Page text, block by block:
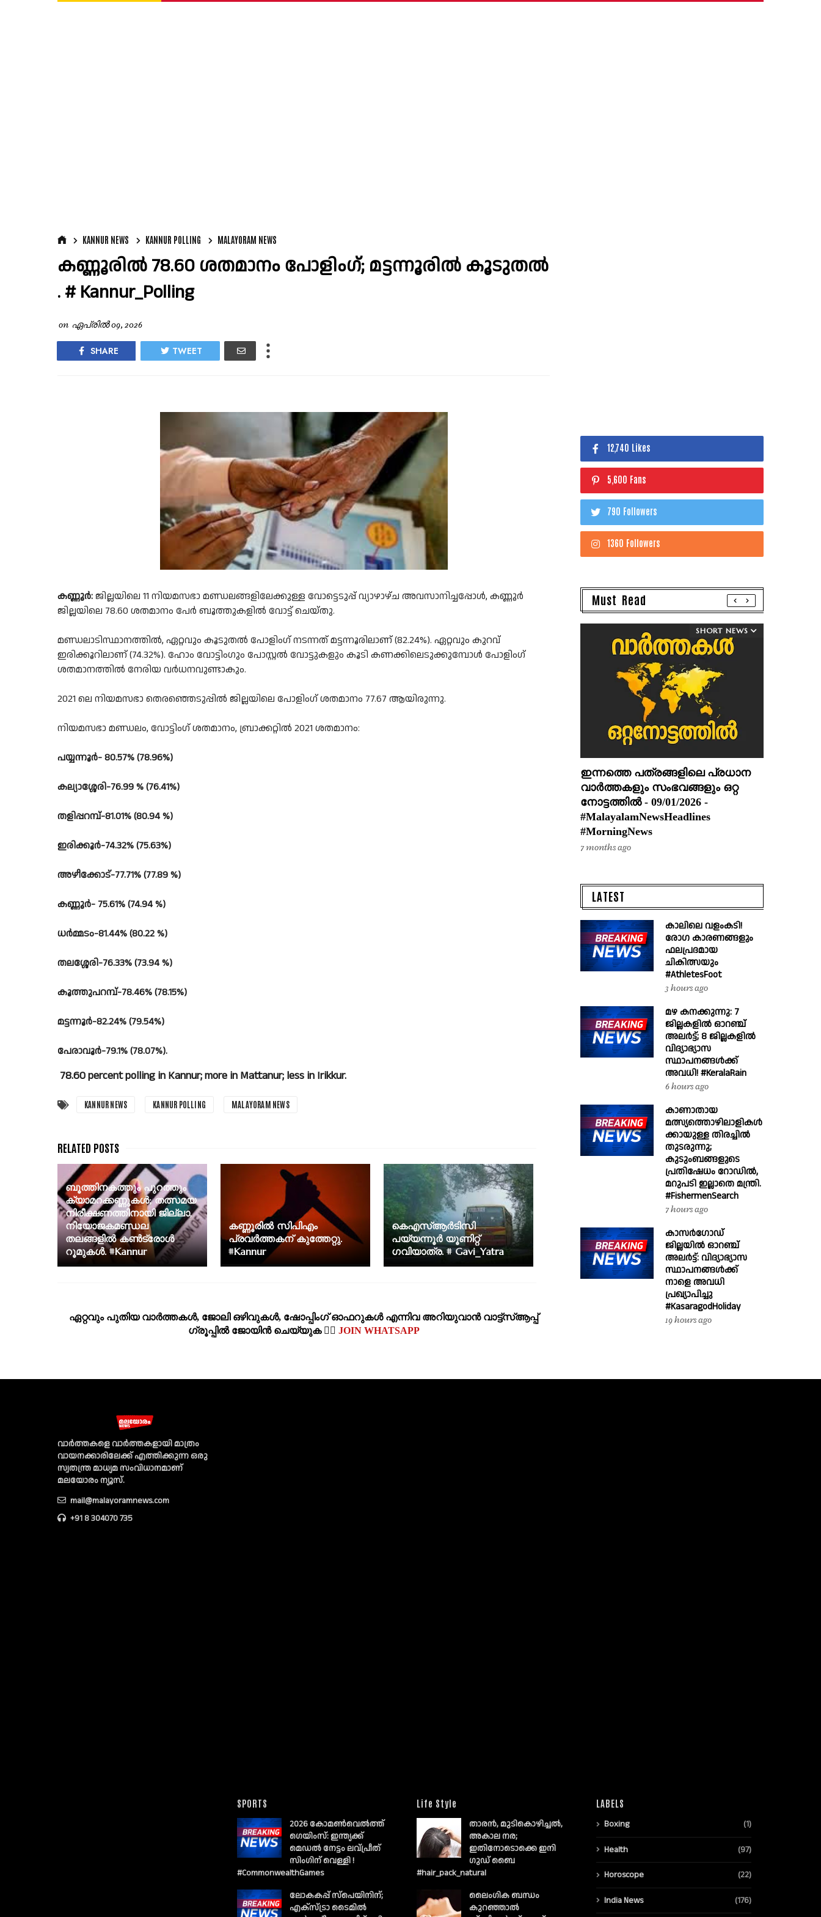
KANNUR NEWS KANNUR POLLING MALAYORAM NEWS
കണ്ണൂരിൽ 78.60 ശതമാനം പോളിംഗ്; മട്ടന്നൂരിൽ കൂടുതൽ
. # Kannur_Polling
on ഏപ്രിൽ 09, 2026
SHARE TWEET
കണ്ണൂർ:ജില്ലയിലെ 11 നിയമസഭാ മണ്ഡലങ്ങളിലേക്കുള്ള വോട്ടെടുപ്പ് വ്യാഴാഴ്ച അവസാനിച്ചപ്പോൾ, കണ്ണൂർ
ജില്ലയിലെ 78.60 ശതമാനം പേർ ബൂത്തുകളിൽ വോട്ട് ചെയ്തു.
മണ്ഡലാടിസ്ഥാനത്തിൽ, ഏറ്റവും കൂടുതൽ പോളിംഗ് നടന്നത് മട്ടന്നൂരിലാണ് (82.24%). ഏറ്റവും കുറവ്
ഇരിക്കൂറിലാണ് (74.32%). ഹോം വോട്ടിംഗും പോസ്റ്റൽ വോട്ടുകളും കൂടി കണക്കിലെടുക്കുമ്പോൾ പോളിംഗ്
ശതമാനത്തിൽ നേരിയ വർധനവുണ്ടാകും.
2021 ലെ നിയമസഭാ തെരഞ്ഞെടുപ്പിൽ ജില്ലയിലെ പോളിംഗ് ശതമാനം 77.67 ആയിരുന്നു.
നിയമസഭാ മണ്ഡലം, വോട്ടിംഗ് ശതമാനം, ബ്രാക്കറ്റിൽ 2021 ശതമാനം:
പയ്യന്നൂർ- 80.57% (78.96%)
കല്യാശ്ശേരി-76.99 % (76.41%)
തളിപ്പറമ്പ്-81.01% (80.94 %)
ഇരിക്കൂർ-74.32% (75.63%)
അഴീക്കോട്-77.71% (77.89 %)
കണ്ണൂർ- 75.61% (74.94 %)
ധർമ്മടം-81.44% (80.22 %)
തലശ്ശേരി-76.33% (73.94 %)
കൂത്തുപറമ്പ്-78.46% (78.15%)
മട്ടന്നൂർ-82.24% (79.54%)
പേരാവൂർ-79.1% (78.07%).
78.60 percent polling in Kannur; more in Mattanur; less in Irikkur.
KANNUR NEWS KANNUR POLLING MALAYORAM NEWS
ബൂത്തിനകത്തും പുറത്തും
ക്യാമറക്കണ്ണുകൾ; തത്സമയ
നിരീക്ഷണത്തിനായി ജില്ലാ,
നിയോജകമണ്ഡല
തലങ്ങളിൽ കൺട്രോൾ
റൂമുകൾ. #Kannur
കണ്ണൂരിൽ സിപിഎം
പ്രവർത്തകന് കുത്തേറ്റു.
#Kannur
കെഎസ്ആർടിസി
പയ്യന്നൂർ യൂണിറ്റ്
ഗവിയാത്ര. # Gavi_Yatra
ഏറ്റവും പുതിയ വാര്‍ത്തകള്‍, ജോലി ഒഴിവുകള്‍, ഷോപ്പിംഗ്‌ ഓഫറുകള്‍ എന്നിവ അറിയുവാന്‍ വാട്ട്സ്ആപ്പ്
ഗ്രൂപ്പില്‍ ജോയിന്‍ ചെയ്യുക 👉🏽 JOIN WHATSAPP
12,740 Likes
5,600 Fans
790 Followers
1360 Followers
Must Read
SHORT NEWS
ഇന്നത്തെ പത്രങ്ങളിലെ പ്രധാന
വാർത്തകളും സംഭവങ്ങളും ഒറ്റ
നോട്ടത്തിൽ - 09/01/2026 -
#MalayalamNewsHeadlines
#MorningNews
7 months ago
LATEST
കാലിലെ വളംകടി!
രോഗ കാരണങ്ങളും
ഫലപ്രദമായ
ചികിത്സയും
#AthletesFoot
3 hours ago
മഴ കനക്കുന്നു: 7
ജില്ലകളിൽ ഓറഞ്ച്
അലർട്ട്; 8 ജില്ലകളിൽ
വിദ്യാഭ്യാസ
സ്ഥാപനങ്ങൾക്ക്
അവധി! #KeralaRain
6 hours ago
കാണാതായ
മത്സ്യത്തൊഴിലാളികൾ
ക്കായുള്ള തിരച്ചിൽ
തുടരുന്നു;
കുടുംബങ്ങളുടെ
പ്രതിഷേധം റോഡിൽ,
മറുപടി ഇല്ലാതെ മന്ത്രി.
#FishermenSearch
7 hours ago
കാസർഗോഡ്
ജില്ലയിൽ ഓറഞ്ച്
അലർട്ട്: വിദ്യാഭ്യാസ
സ്ഥാപനങ്ങൾക്ക്
നാളെ അവധി
പ്രഖ്യാപിച്ചു
#KasaragodHoliday
19 hours ago
വാര്‍ത്തകളെ വാര്‍ത്തകളായി മാത്രം
വായനക്കാരിലേക്ക് എത്തിക്കുന്ന ഒരു
സ്വതന്ത്ര മാധ്യമ സംവിധാനമാണ്
മലയോരം ന്യൂസ്‌.
mail@malayoramnews.com
+91 8 304070 735
SPORTS
2026 കോമൺവെൽത്ത്
ഗെയിംസ്: ഇന്ത്യക്ക്
മെഡൽ നേട്ടം ലവ്പ്രീത്
സിംഗിന് വെള്ളി !
#CommonwealthGames
ലോകകപ്പ് സ്പെയിനിന്;
എക്സ്ട്രാ ടൈമിൽ
Life Style
താരൻ, മുടികൊഴിച്ചൽ,
അകാല നര;
ഇതിനോടൊക്കെ ഇനി
ഗുഡ് ബൈ
#hair_pack_natural
ലൈംഗിക ബന്ധം
കുറഞ്ഞാല്‍
LABELS
Boxing (1)
Health (97)
Horoscope (22)
India News (176)